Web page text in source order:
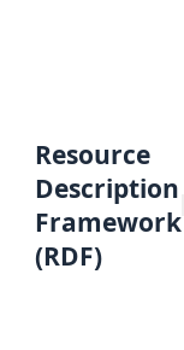
Resource
Description
Framework
(RDF)